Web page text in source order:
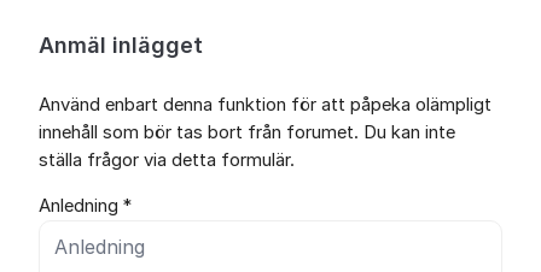
Anmäl inlägget
Använd enbart denna funktion för att påpeka olämpligt
innehåll som bör tas bort från forumet. Du kan inte
ställa frågor via detta formulär.
Anledning *